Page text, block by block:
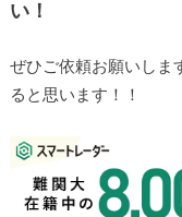
い！
ぜひご依頼お願いしま
ると思います！！